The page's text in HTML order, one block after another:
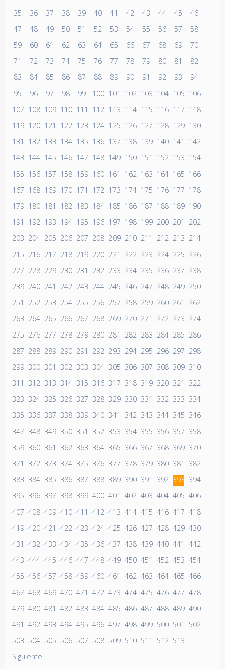
35
36 37 38 39 40 41 42 43 44 45
46
47
48 49 50 51 52 53 54 55 56 57
58
59
60 61 62 63 64 65 66 67 68 69
70
71
72 73 74 75 76 77 78 79 80 81
82
83
84 85 86 87 88 89 90 91 92 93
94
95
96 97 98 99 100 101 102 103 104 105 106
107 108 109 110 111 112 113 114 115 116 117 118
119 120 121 122 123 124 125 126 127 128 129 130
131
132 133 134 135 136 137 138 139 140 141
142
143 144 145 146 147 148 149 150 151 152 153 154
155 156 157 158 159 160 161 162 163 164 165 166
167 168 169 170 171 172 173 174 175 176 177 178
179 180 181 182 183 184 185 186 187 188 189 190
191
192 193 194 195 196 197 198 199 200 201
202
203 204 205 206 207 208 209 210 211 212 213 214
215 216 217 218 219 220 221 222 223 224 225 226
227 228 229 230 231 232 233 234 235 236 237 238
239 240 241 242 243 244 245 246 247 248 249 250
251
252 253 254 255 256 257 258 259 260 261
262
263 264 265 266 267 268 269 270 271 272 273 274
275 276 277 278 279 280 281 282 283 284 285 286
287 288 289 290 291 292 293 294 295 296 297 298
299 300 301 302 303 304 305 306 307 308 309 310
311
312 313 314 315 316 317 318 319 320 321
322
323 324 325 326 327 328 329 330 331 332 333 334
335 336 337 338 339 340 341 342 343 344 345 346
347 348 349 350 351 352 353 354 355 356 357 358
359 360 361 362 363 364 365 366 367 368 369 370
371
372 373 374 375 376 377 378 379 380 381
382
383 384 385 386 387 388 389 390 391 392 393 394
395 396 397 398 399 400 401 402 403 404 405 406
407 408 409 410 411 412 413 414 415 416 417 418
419 420 421 422 423 424 425 426 427 428 429 430
431 432 433 434 435 436 437 438 439 440 441 442
443 444 445 446 447 448 449 450 451 452 453 454
455 456 457 458 459 460 461 462 463 464 465 466
467 468 469 470 471 472 473 474 475 476 477 478
479 480 481 482 483 484 485 486 487 488 489 490
491 492 493 494 495 496 497 498 499 500 501 502
503 504 505 506 507 508 509 510 511 512 513
Siguiente